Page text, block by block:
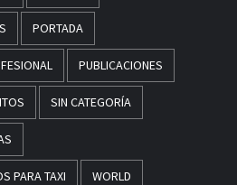
PORTADA
PUBLICACIONES
SIN CATEGORÍA
PARA TAXI WORLD